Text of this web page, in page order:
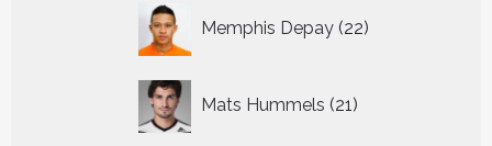
Memphis Depay 22
producten
Mats Hummels 21
producten